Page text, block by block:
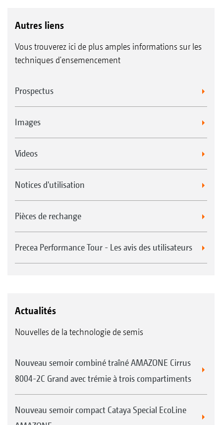
Autres liens
Vous trouverez ici de plus amples informations sur les
techniques d'ensemencement
Prospectus
Images
Videos
Notices d'utilisation
Pièces de rechange
Precea Performance Tour - Les avis des utilisateurs
Actualités
Nouvelles de la technologie de semis
Nouveau semoir combiné traîné AMAZONE Cirrus
8004-2C Grand avec trémie à trois compartiments
Nouveau semoir compact Cataya Special EcoLine